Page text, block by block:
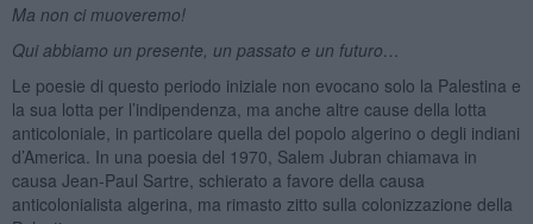
Ma non ci muoveremo!
Qui abbiamo un presente, un passato e un futuro…
Le poesie di questo periodo iniziale non evocano solo la Palestina e
la sua lotta per l’indipendenza, ma anche altre cause della lotta
anticoloniale, in particolare quella del popolo algerino o degli indiani
d’America. In una poesia del 1970, Salem Jubran chiamava in
causa Jean-Paul Sartre, schierato a favore della causa
anticolonialista algerina, ma rimasto zitto sulla colonizzazione della